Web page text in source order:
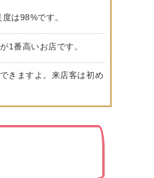
は98%です。
1番高いお店です。
きますよ。来店客は初め